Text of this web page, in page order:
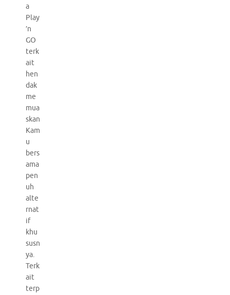
a
Play
’n
GO
terk
ait
hen
dak
me
mua
skan
Kam
u
bers
ama
pen
uh
alte
rnat
if
khu
susn
ya.
Terk
ait
terp